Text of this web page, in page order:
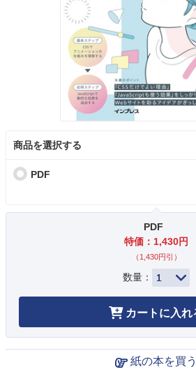
商品を選択する
PDF
PDF
特価：1,430円
（1,430円引）
数量：
カートに入れ
紙の本を買う